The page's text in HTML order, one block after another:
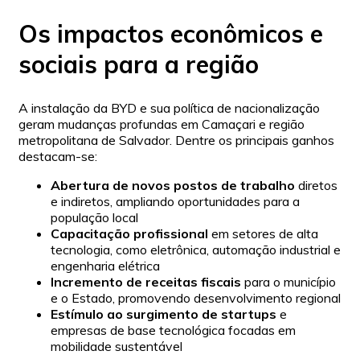
Os impactos econômicos e
sociais para a região
A instalação da BYD e sua política de nacionalização
geram mudanças profundas em Camaçari e região
metropolitana de Salvador. Dentre os principais ganhos
destacam-se:
Abertura de novos postos de trabalho diretos
e indiretos, ampliando oportunidades para a
população local
Capacitação profissional em setores de alta
tecnologia, como eletrônica, automação industrial e
engenharia elétrica
Incremento de receitas fiscais para o município
e o Estado, promovendo desenvolvimento regional
Estímulo ao surgimento de startups e
empresas de base tecnológica focadas em
mobilidade sustentável